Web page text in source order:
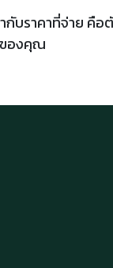
บราคาที่จ่าย คือ
ของคุณ